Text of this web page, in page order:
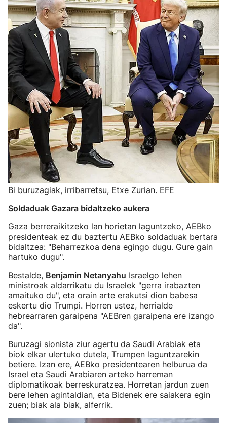
Bi buruzagiak, irribarretsu, Etxe Zurian. EFE
Soldaduak Gazara bidaltzeko aukera
Gaza berreraikitzeko lan horietan laguntzeko, AEBko
presidenteak ez du baztertu AEBko soldaduak bertara
bidaltzea: "Beharrezkoa dena egingo dugu. Gure gain
hartuko dugu".
Bestalde, Benjamin Netanyahu Israelgo lehen
ministroak aldarrikatu du Israelek "gerra irabazten
amaituko du", eta orain arte erakutsi dion babesa
eskertu dio Trumpi. Horren ustez, herrialde
hebrearraren garaipena "AEBren garaipena ere izango
da".
Buruzagi sionista ziur agertu da Saudi Arabiak eta
biok elkar ulertuko dutela, Trumpen laguntzarekin
betiere. Izan ere, AEBko presidentearen helburua da
Israel eta Saudi Arabiaren arteko harreman
diplomatikoak berreskuratzea. Horretan jardun zuen
bere lehen agintaldian, eta Bidenek ere saiakera egin
zuen; biak ala biak, alferrik.